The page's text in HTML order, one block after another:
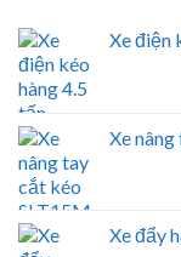
Xe điện
Xe
Xe đẩy